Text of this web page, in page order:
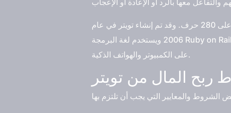
يتميّز تويتر بالسرعة والتحديث المُستمر للأخبار والأحداث العالمية والمحلية. يقتصر عدد الأحرف في التغريدة على 280 حرف. وقد تم إنشاء تويتر في عام
2006 ويستخدم لغة البرمجة Ruby on Rails. كما يتيح تويتر الوصول إلى بياناته عبر واجهات برمجة التطبيقات للمطورين والشركات. ويمكن تحميل تويتر
على الكمبيوتر والهواتف الذكية.